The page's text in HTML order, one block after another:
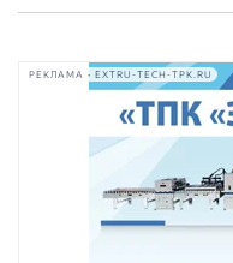
РЕКЛАМА • EXTRU-TECH-TPK.RU